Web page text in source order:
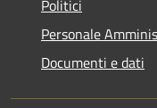
Politici
Personale
Documenti e dati